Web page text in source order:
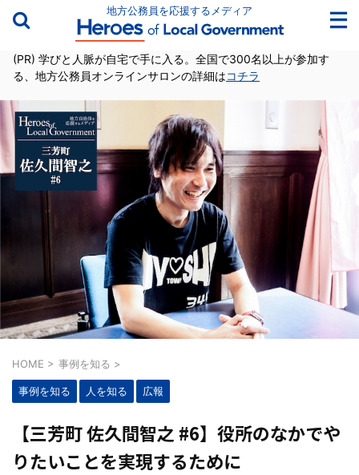
地方公務員を応援するメディア
(PR) 学びと人脈が自宅で手に入る。全国で300名以上が参加す
る、地方公務員オンラインサロンの詳細はコチラ
HOME > 事例を知る >
事例を知る 人を知る 広報
【三芳町 佐久間智之 #6】役所のなかでや
りたいことを実現するために